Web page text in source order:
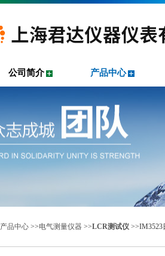
公司简介 产品中心
产品中心 >>电气测量仪器 >>LCR测试仪 >>IM3523